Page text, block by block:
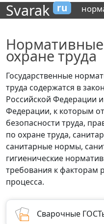
Svarak ru
охране труда
Государственные
труда содержатся в
Российской Федерации
Федерации, к которым
безопасности труда,
по охране труда,
санитарные нормы,
гигиенические
требования к факторам
процесса.
Сварочные